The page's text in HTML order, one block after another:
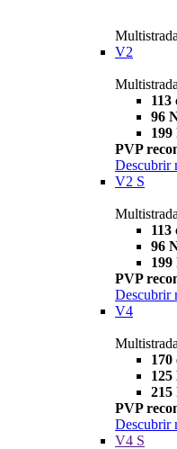
Multistrada
V2
113
96
199
PVP
Descubrir
V2 S
113
96
199
PVP
Descubrir
V4
170
125
215
PVP
Descubrir
V4 S